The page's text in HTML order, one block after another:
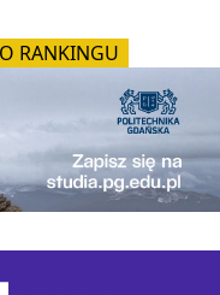
RANKINGU